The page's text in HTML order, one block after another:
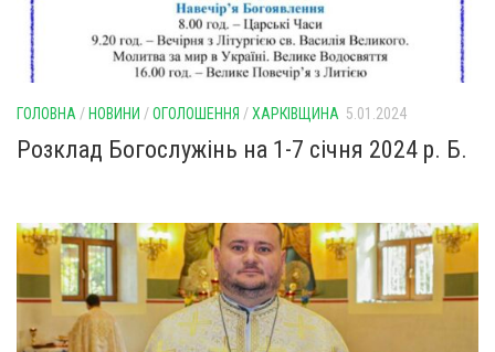
ГОЛОВНА / НОВИНИ /ОГОЛОШЕННЯ /ХАРКІВЩИНА 5.01.2024
Розклад Богослужінь на 1-7 січня 2024 р. Б.